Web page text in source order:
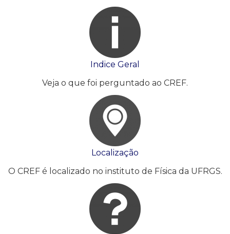
Indice Geral
Veja o que foi perguntado ao CREF.
Localização
O CREF é localizado no instituto de Física da UFRGS.